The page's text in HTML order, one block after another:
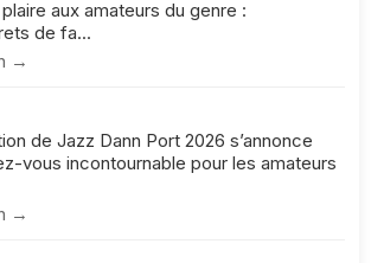
aux amateurs du genre :
de fa...
→
de Jazz Dann Port 2026 s’annonce
vous incontournable pour les amateurs
→